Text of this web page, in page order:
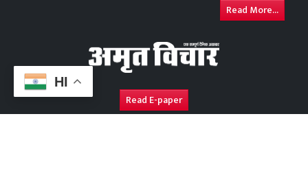
HI
Read More...
Read E-paper